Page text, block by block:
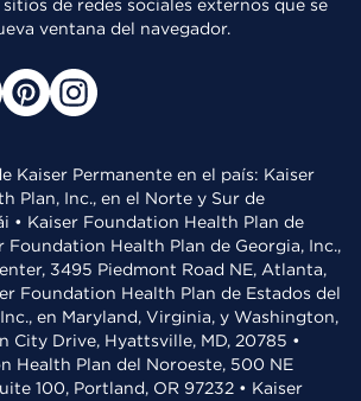
de redes sociales externos que se
ventana del navegador.
Kaiser Permanente en el país: Kaiser
Plan, Inc., en el Norte y Sur de
• Kaiser Foundation Health Plan de
Foundation Health Plan de Georgia, Inc.,
3495 Piedmont Road NE, Atlanta,
Foundation Health Plan de Estados del
en Maryland, Virginia, y Washington,
City Drive, Hyattsville, MD, 20785 •
Health Plan del Noroeste, 500 NE
100, Portland, OR 97232 • Kaiser